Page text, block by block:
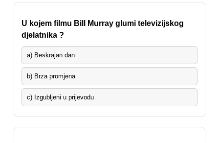
U kojem filmu Bill Murray glumi televizijskog
djelatnika ?
a) Beskrajan dan
b) Brza promjena
c) Izgubljeni u prijevodu